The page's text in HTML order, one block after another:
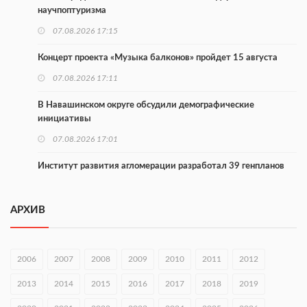
научпоптуризма
07.08.2026 17:15
Концерт проекта «Музыка балконов» пройдет 15 августа
07.08.2026 17:11
В Навашинском округе обсудили демографические
инициативы
07.08.2026 17:01
Институт развития агломерации разработал 39 генпланов
С 8 августа изменят схему движения на въезде в Нижний
Новгород
оперштаба
АРХИВ
2006 2007 2008 2009 2010 2011 2012
2013 2014 2015 2016 2017 2018 2019